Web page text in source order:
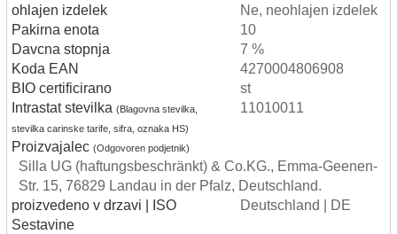
ohlajen izdelek
Ne, neohlajen izdelek
Pakirna enota
10
Davcna stopnja
7 %
Koda EAN
4270004806908
BIO certificirano
st
Intrastat stevilka (Blagovna stevilka,
stevilka carinske tarife, sifra, oznaka HS)
11010011
Proizvajalec (Odgovoren podjetnik)
Silla UG (haftungsbeschränkt) & Co.KG., Emma-Geenen-
Str. 15, 76829 Landau in der Pfalz, Deutschland.
proizvedeno v drzavi | ISO
Deutschland | DE
Sestavine